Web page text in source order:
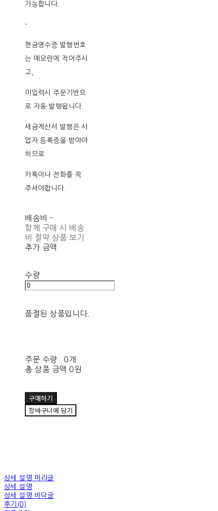
가능합니다.
-
현금영수증 발행번호
는 메모란에 적어주시
고,
미입력시 주문기반으
로 자동 발행됩니다.
세금계산서 발행은 사
업자 등록증을 받아야
하므로
카톡이나 전화를 꼭
주셔야합니다.
배송비 -
함께 구매 시 배송
비 절약 상품 보기
추가 금액
수량
품절된 상품입니다.
주문 수량
0개
총 상품 금액 0원
구매하기
장바구니에 담기
상세 설명 머리글
상세 설명
상세 설명 바닥글
후기(0)